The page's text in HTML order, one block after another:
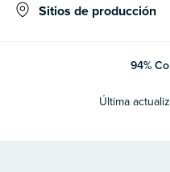
Sitios de producción
94%
Última